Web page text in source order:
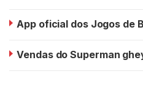
App oficial dos Jogos de
Vendas do Superman